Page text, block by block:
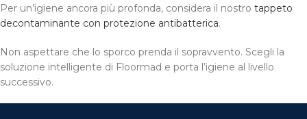
Per un’igiene ancora più profonda, considera il nostro tappeto
decontaminante con protezione antibatterica.
Non aspettare che lo sporco prenda il sopravvento. Scegli la
soluzione intelligente di Floormad e porta l’igiene al livello
successivo.